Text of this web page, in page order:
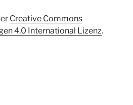
Creative Commons
4.0 International Lizenz.